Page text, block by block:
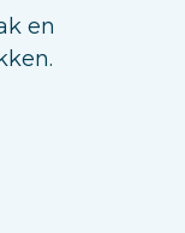
en